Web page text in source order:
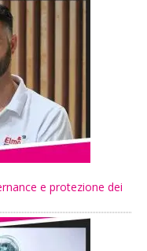
e protezione dei